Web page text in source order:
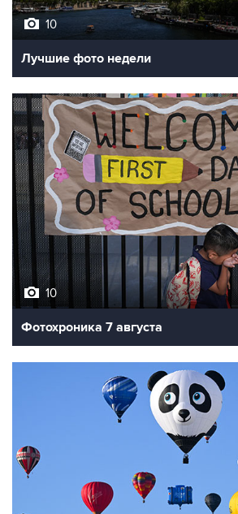
10
Лучшие фото недели
10
Фотохроника 7 августа